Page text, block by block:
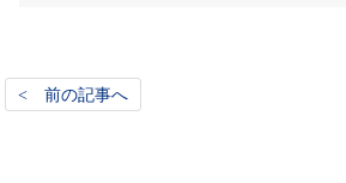
< 前の記事へ